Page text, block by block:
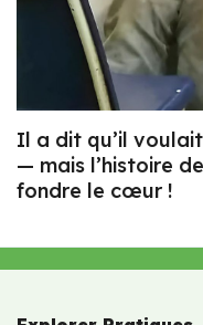
Il a dit qu’il
— mais l’histoire
fondre le cœur !